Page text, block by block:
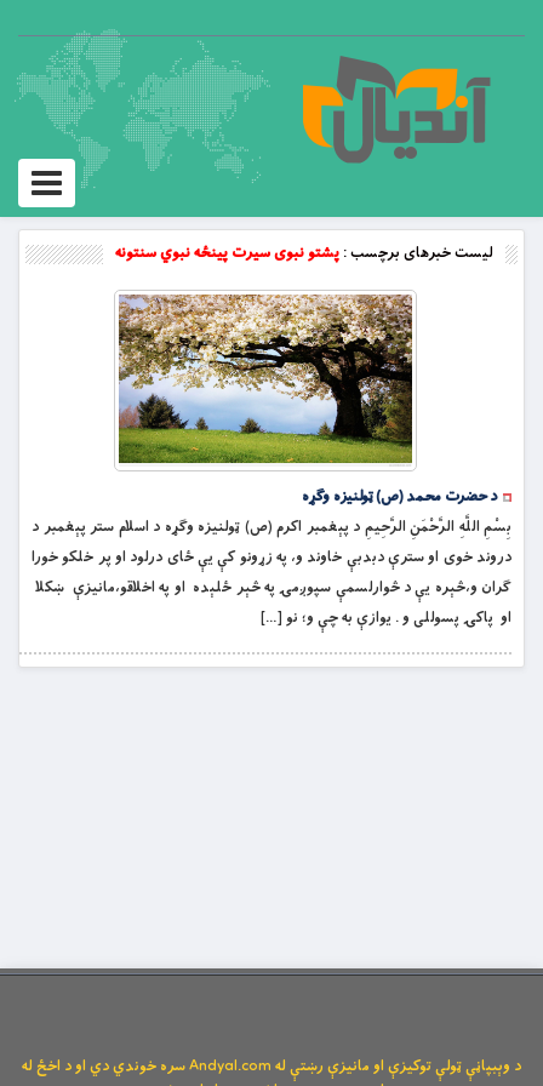
Toggle
لیست خبرهای برچسب :پشتو نبوی سیرت پینځه نبوي سنتونه
د حضرت محمد (ص) ټولنیزه وګړه
بِسْمِ اللَّهِ الرَّحْمَنِ الرَّحِيمِ د پېغمبر اکرم (ص) ټولنيزه وګړه د اسلام ستر پېغمبر د
دروند خوى او سترې دبدبې خاوند و، په زړونو کې يې ځاى درلود او پر خلکو خورا
ګران و،څېره يې د څوارلسمې سپوږمۍ په څېر ځلېده او په اخلاقو،مانيزې ښکلا
او پاکۍ پسوللی و . يوازې به چې و؛ نو […]
د وېبپاڼې ټولې توکیزې او مانیزې رښتې له Andyal.com سره خوندي دي او د اخځ له